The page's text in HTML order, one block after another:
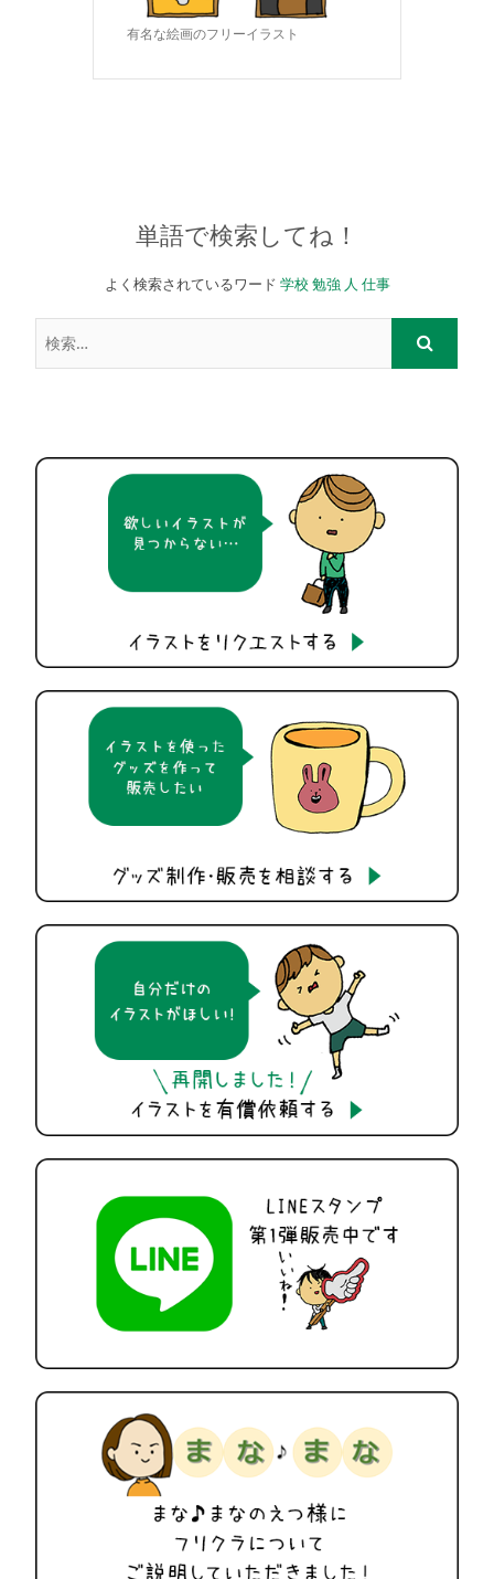
有名な絵画のフリーイラスト
単語で検索してね！
よく検索されているワード 学校 勉強 人 仕事